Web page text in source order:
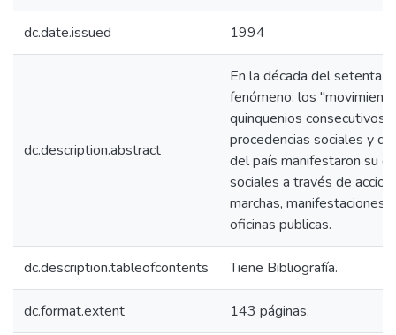
dc.date.issued 1994
dc.description.abstract
En la década del setenta
fenómeno: los
quinquenios consecutivos
procedencias sociales y
del país manifestaron su
sociales a través de
marchas,
oficinas publicas.
dc.description.tableofcontents Tiene Bibliografía.
dc.format.extent 143 páginas.